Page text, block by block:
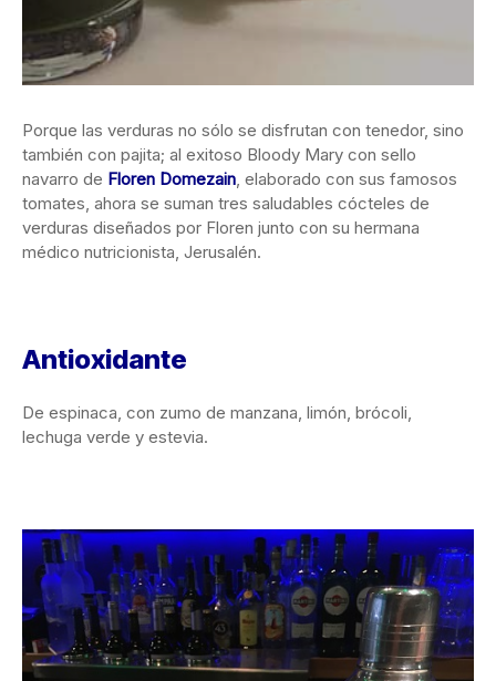
Porque las verduras no sólo se disfrutan con tenedor, sino
también con pajita; al exitoso Bloody Mary con sello
navarro de Floren Domezain, elaborado con sus famosos
tomates, ahora se suman tres saludables cócteles de
verduras diseñados por Floren junto con su hermana
médico nutricionista, Jerusalén.
Antioxidante
De espinaca, con zumo de manzana, limón, brócoli,
lechuga verde y estevia.